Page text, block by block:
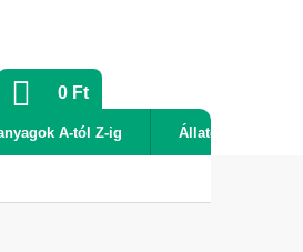
KOSÁR
0 Ft
A-tól Z-ig Állatok